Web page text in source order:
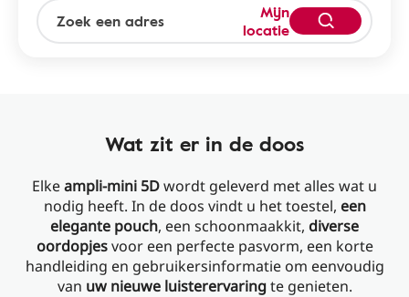
Mijn
locatie
Wat zit er in de doos
Elkeampli-mini 5Dwordt geleverd met alles wat u
nodig heeft. In de doos vindt u het toestel, een
elegante pouch, een schoonmaakkit, diverse
oordopjesvoor een perfecte pasvorm, een korte
handleiding en gebruikersinformatie om eenvoudig
van uw nieuwe luisterervaringte genieten.